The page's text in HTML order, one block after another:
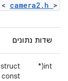
camera2.h >
שדות נתונים
int(*
const